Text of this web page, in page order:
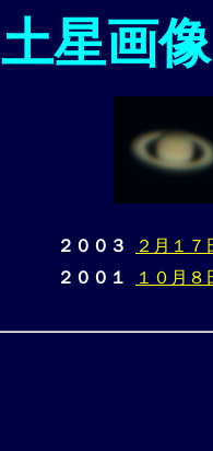
土星画像
２００３
２月１７
２００１
１０月